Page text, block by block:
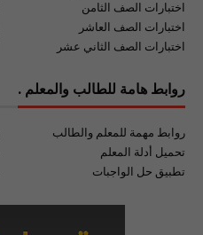
اختبارات الصف الثامن
اختبارات الصف العاشر
اختبارات الصف الثاني عشر
روابط هامة للطالب والمعلم .
روابط مهمة للمعلم والطالب
تحميل أدلة المعلم
تطبيق حل الواجبات